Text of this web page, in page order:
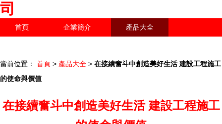
司
首頁 企業簡介 產品大全
當前位置： 首頁 > 產品大全 > 在接續奮斗中創造美好生活 建設工程施工
的使命與價值
在接續奮斗中創造美好生活 建設工程施工